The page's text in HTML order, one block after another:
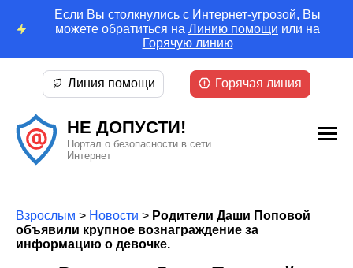
Если Вы столкнулись с Интернет-угрозой, Вы
можете обратиться на Линию помощи или на
Горячую линию
НЕ ДОПУСТИ!
Портал о безопасности в сети
Интернет
Линия помощи Горячая линия
Взрослым > Новости > Родители Даши Поповой
объявили крупное вознаграждение за
информацию о девочке.